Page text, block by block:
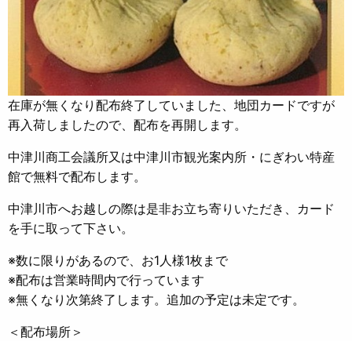
在庫が無くなり配布終了していました、地団カードですが
再入荷しましたので、配布を再開します。
中津川商工会議所又は中津川市観光案内所・にぎわい特産
館で無料で配布します。
中津川市へお越しの際は是非お立ち寄りいただき、カード
を手に取って下さい。
※数に限りがあるので、お1人様1枚まで
※配布は営業時間内で行っています
※無くなり次第終了します。追加の予定は未定です。
＜配布場所＞